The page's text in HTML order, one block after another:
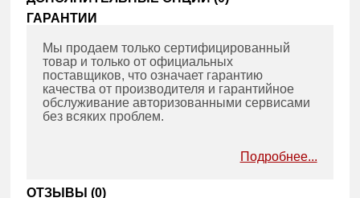
ГАРАНТИИ
Мы продаем только сертифицированный
товар и только от официальных
поставщиков, что означает гарантию
качества от производителя и гарантийное
обслуживание авторизованными сервисами
без всяких проблем.
Подробнее...
ОТЗЫВЫ (0)